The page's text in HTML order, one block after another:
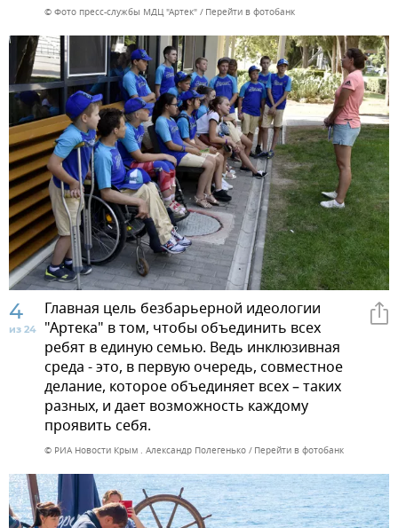
© Фото пресс-службы МДЦ "Артек" Перейти в фотобанк
4
из 24
Главная цель безбарьерной идеологии
"Артека" в том, чтобы объединить всех
ребят в единую семью. Ведь инклюзивная
среда - это, в первую очередь, совместное
делание, которое объединяет всех – таких
разных, и дает возможность каждому
проявить себя.
© РИА Новости Крым . Александр Полегенько Перейти в фотобанк